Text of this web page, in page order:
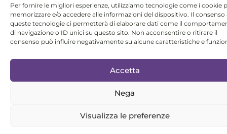
Per fornire le migliori esperienze, utilizziamo tecnologie come i cookie
memorizzare e/o accedere alle informazioni del dispositivo. Il consenso
queste tecnologie ci permetterà di elaborare dati come il
di navigazione o ID unici su questo sito. Non acconsentire o ritirare il
consenso può influire negativamente su alcune caratteristiche e
Accetta
Nega
Visualizza le preferenze
MBTI, Enneagramma &
Holistic Color
System®.
Italiano
© Lara Quaranta | P.IVA 03960300980 | 2026 All Rights